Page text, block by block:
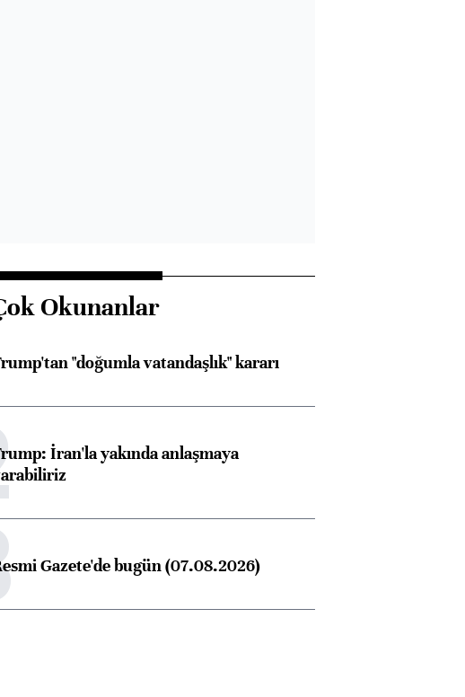
Okunanlar
"doğumla vatandaşlık" kararı
İran'la yakında anlaşmaya
Gazete'de bugün (07.08.2026)